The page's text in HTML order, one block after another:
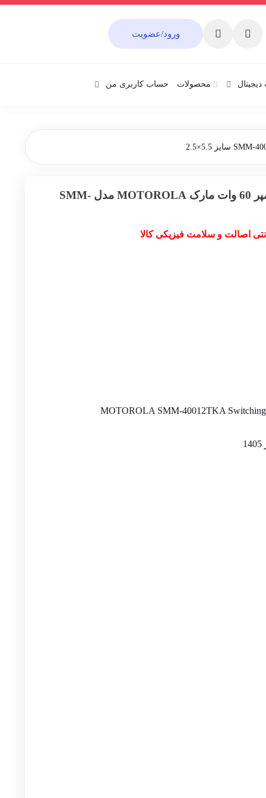
ورود/عضویت
محصولات حساب کاربری من
آداپتور مانیتور 12 ولت 5 آمپر 60 وات مارک MOTOROLA مدل SMM-
اصالت و سلامت فیزیکی کالا
MOTOROLA SMM-40012TKA